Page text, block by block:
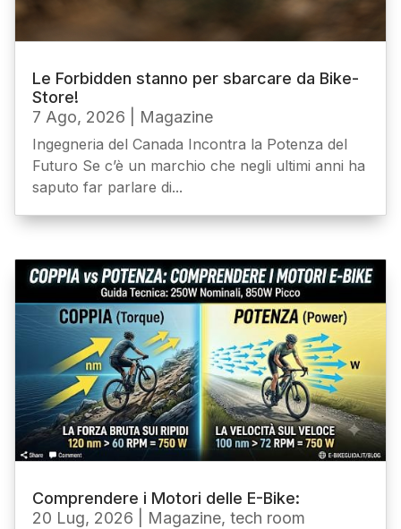
Le Forbidden stanno per sbarcare da Bike-
Store!
7 Ago, 2026
Magazine
Ingegneria del Canada Incontra la Potenza del
Futuro Se c’è un marchio che negli ultimi anni ha
saputo far parlare di...
Comprendere i Motori delle E-Bike:
20 Lug, 2026
Magazine,tech room